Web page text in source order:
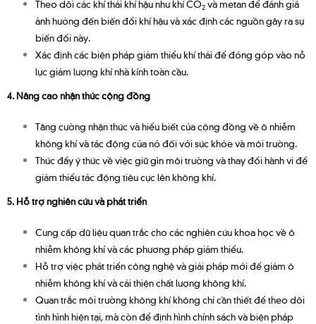
Theo dõi các khí thải khí hậu như khí CO2 và metan để đánh giá
ảnh hưởng đến biến đổi khí hậu và xác định các nguồn gây ra sự
biến đổi này.
Xác định các biện pháp giảm thiểu khí thải để đóng góp vào nỗ
lực giảm lượng khí nhà kính toàn cầu.
4. Nâng cao nhận thức cộng đồng
Tăng cường nhận thức và hiểu biết của cộng đồng về ô nhiễm
không khí và tác động của nó đối với sức khỏe và môi trường.
Thúc đẩy ý thức về việc giữ gìn môi trường và thay đổi hành vi để
giảm thiểu tác động tiêu cực lên không khí.
5. Hỗ trợ nghiên cứu và phát triển
Cung cấp dữ liệu quan trắc cho các nghiên cứu khoa học về ô
nhiễm không khí và các phương pháp giảm thiểu.
Hỗ trợ việc phát triển công nghệ và giải pháp mới để giảm ô
nhiễm không khí và cải thiện chất lượng không khí.
Quan trắc môi trường không khí không chỉ cần thiết để theo dõi
tình hình hiện tại, mà còn để định hình chính sách và biện pháp